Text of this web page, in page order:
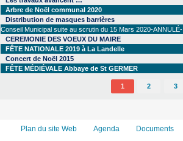
Arbre de Noël communal 2020
Distribution de masques barrières
Conseil Municipal suite au scrutin du 15 Mars 2020-ANNULÉ-
CEREMONIE DES VOEUX DU MAIRE
FÊTE NATIONALE 2019 à La Landelle
Concert de Noël 2015
FÊTE MÉDIÉVALE Abbaye de St GERMER
1 2 3
Plan du site Web Agenda Documents